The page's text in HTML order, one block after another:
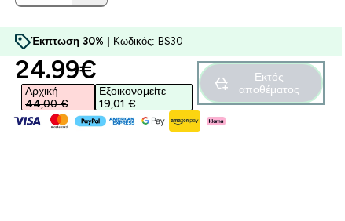
Έκπτωση 30% | Κωδικός: BS30
discounted price
24.99€‎
Αρχική
44,00 €‎
Εξοικονομείτε
19,01 €‎
Εκτός
αποθέματος